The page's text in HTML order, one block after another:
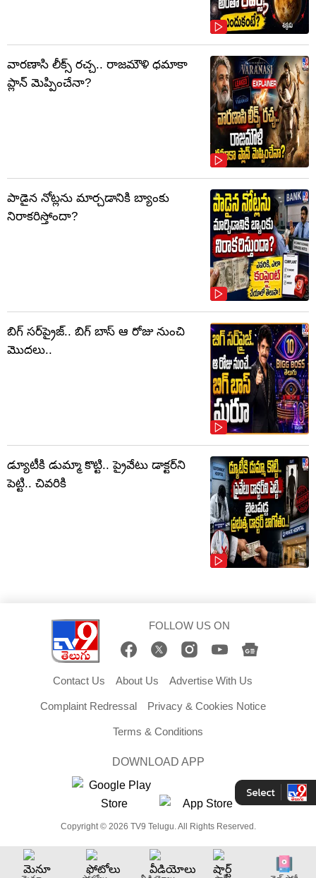
వారణాసి లీక్స్ రచ్చ.. రాజమౌళి ధమాకా
ప్లాన్ మెప్పించేనా?
పాడైన నోట్లను మార్చడానికి బ్యాంకు
నిరాకరిస్తోందా?
బిగ్ సర్‌ప్రైజ్‌.. బిగ్ బాస్‌ ఆ రోజు నుంచి
మొదలు..
డ్యూటీకి డుమ్మా కొట్టి.. ప్రైవేటు డాక్టర్‌ని
పెట్టి.. చివరికి
FOLLOW US ON
Contact Us About Us Advertise With Us
Complaint Redressal Privacy & Cookies Notice
Terms & Conditions
DOWNLOAD APP
Copyright © 2026 TV9 Telugu. All Rights Reserved.